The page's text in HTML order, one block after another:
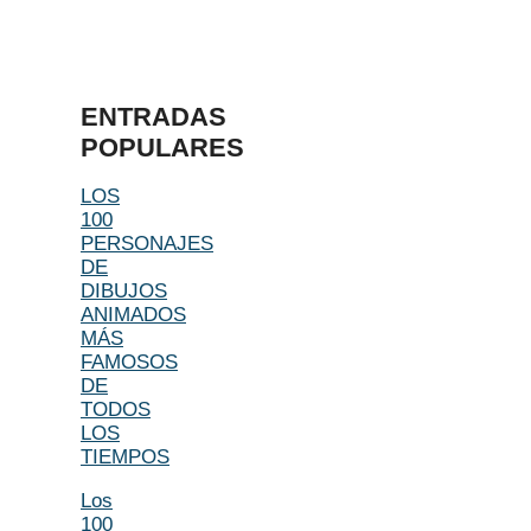
ENTRADAS
POPULARES
LOS
100
PERSONAJES
DE
DIBUJOS
ANIMADOS
MÁS
FAMOSOS
DE
TODOS
LOS
TIEMPOS
Los
100